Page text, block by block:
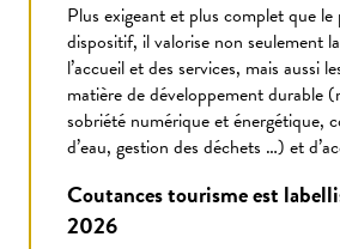
Plus exigeant et plus complet que
dispositif, il valorise non seulement
l’accueil et des services, mais aussi
matière de développement durable
sobriété numérique et énergétique,
d’eau, gestion des déchets …) et
Coutances tourisme est
2026